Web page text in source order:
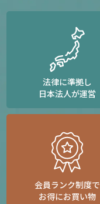
法律に準拠し
日本法人が運営
会員ランク制度で
お得にお買い物